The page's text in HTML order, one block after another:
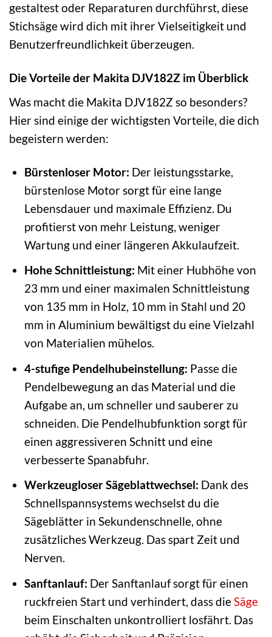
gestaltest oder Reparaturen durchführst, diese
Stichsäge wird dich mit ihrer Vielseitigkeit und
Benutzerfreundlichkeit überzeugen.
Die Vorteile der Makita DJV182Z im Überblick
Was macht die Makita DJV182Z so besonders?
Hier sind einige der wichtigsten Vorteile, die dich
begeistern werden:
Bürstenloser Motor: Der leistungsstarke,
bürstenlose Motor sorgt für eine lange
Lebensdauer und maximale Effizienz. Du
profitierst von mehr Leistung, weniger
Wartung und einer längeren Akkulaufzeit.
Hohe Schnittleistung: Mit einer Hubhöhe von
23 mm und einer maximalen Schnittleistung
von 135 mm in Holz, 10 mm in Stahl und 20
mm in Aluminium bewältigst du eine Vielzahl
von Materialien mühelos.
4-stufige Pendelhubeinstellung: Passe die
Pendelbewegung an das Material und die
Aufgabe an, um schneller und sauberer zu
schneiden. Die Pendelhubfunktion sorgt für
einen aggressiveren Schnitt und eine
verbesserte Spanabfuhr.
Werkzeugloser Sägeblattwechsel: Dank des
Schnellspannsystems wechselst du die
Sägeblätter in Sekundenschnelle, ohne
zusätzliches Werkzeug. Das spart Zeit und
Nerven.
Sanftanlauf: Der Sanftanlauf sorgt für einen
ruckfreien Start und verhindert, dass die Säge
beim Einschalten unkontrolliert losfährt. Das